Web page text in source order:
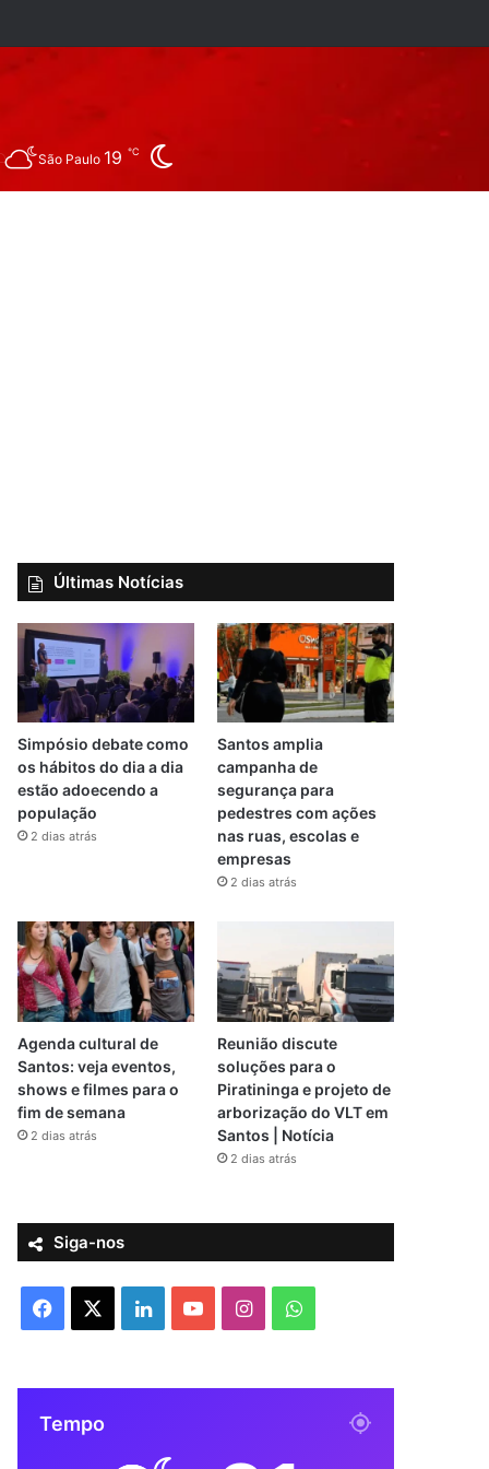
por
São Paulo 19 ℃
Últimas Notícias
Simpósio debate como
os hábitos do dia a dia
estão adoecendo a
população
2 dias atrás
Santos amplia
campanha de
segurança para
pedestres com ações
nas ruas, escolas e
empresas
2 dias atrás
Agenda cultural de
Santos: veja eventos,
shows e filmes para o
fim de semana
2 dias atrás
Reunião discute
soluções para o
Piratininga e projeto de
arborização do VLT em
Santos | Notícia
2 dias atrás
Siga-nos
c
e
L
n
u
I
s
W
a
Tempo